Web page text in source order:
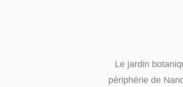
Le jardin
périphérie de